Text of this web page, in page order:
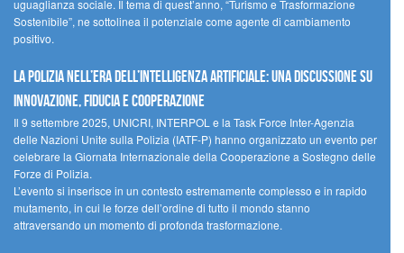
uguaglianza sociale. Il tema di quest’anno, “Turismo e Trasformazione
Sostenibile”, ne sottolinea il potenziale come agente di cambiamento
positivo.
La polizia nell’era dell’Intelligenza Artificiale: una discussione su
innovazione, fiducia e cooperazione
Il 9 settembre 2025, UNICRI, INTERPOL e la Task Force Inter-Agenzia
delle Nazioni Unite sulla Polizia (IATF-P) hanno organizzato un evento per
celebrare la Giornata Internazionale della Cooperazione a Sostegno delle
Forze di Polizia.
L’evento si inserisce in un contesto estremamente complesso e in rapido
mutamento, in cui le forze dell’ordine di tutto il mondo stanno
attraversando un momento di profonda trasformazione.